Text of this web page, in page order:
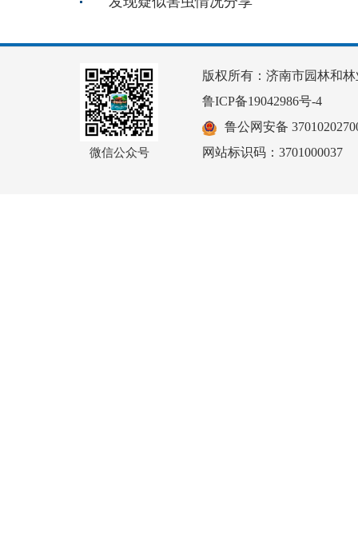
微信公众号
版权所有：济南市园林和
鲁ICP备19042986号-4
鲁公网安备
网站标识码：3701000037